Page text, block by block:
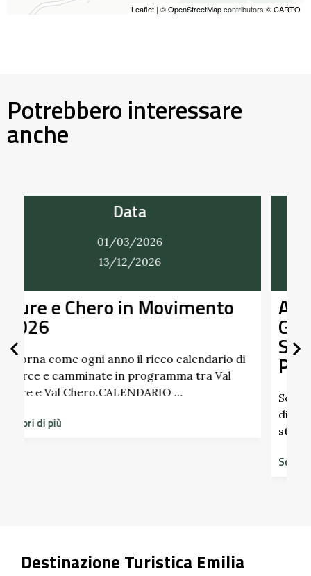
Leaflet | ©OpenStreetMapcontributors ©CARTO
Potrebbero interessare
anche
di
01/03/2026
31/12/2026
Alla Scoperta dei Profumi del
Pallavicino
Scopri i profumi inaspettati di erbe e frutti
storico del Castello di Scipione …
Destinazione Turistica Emilia